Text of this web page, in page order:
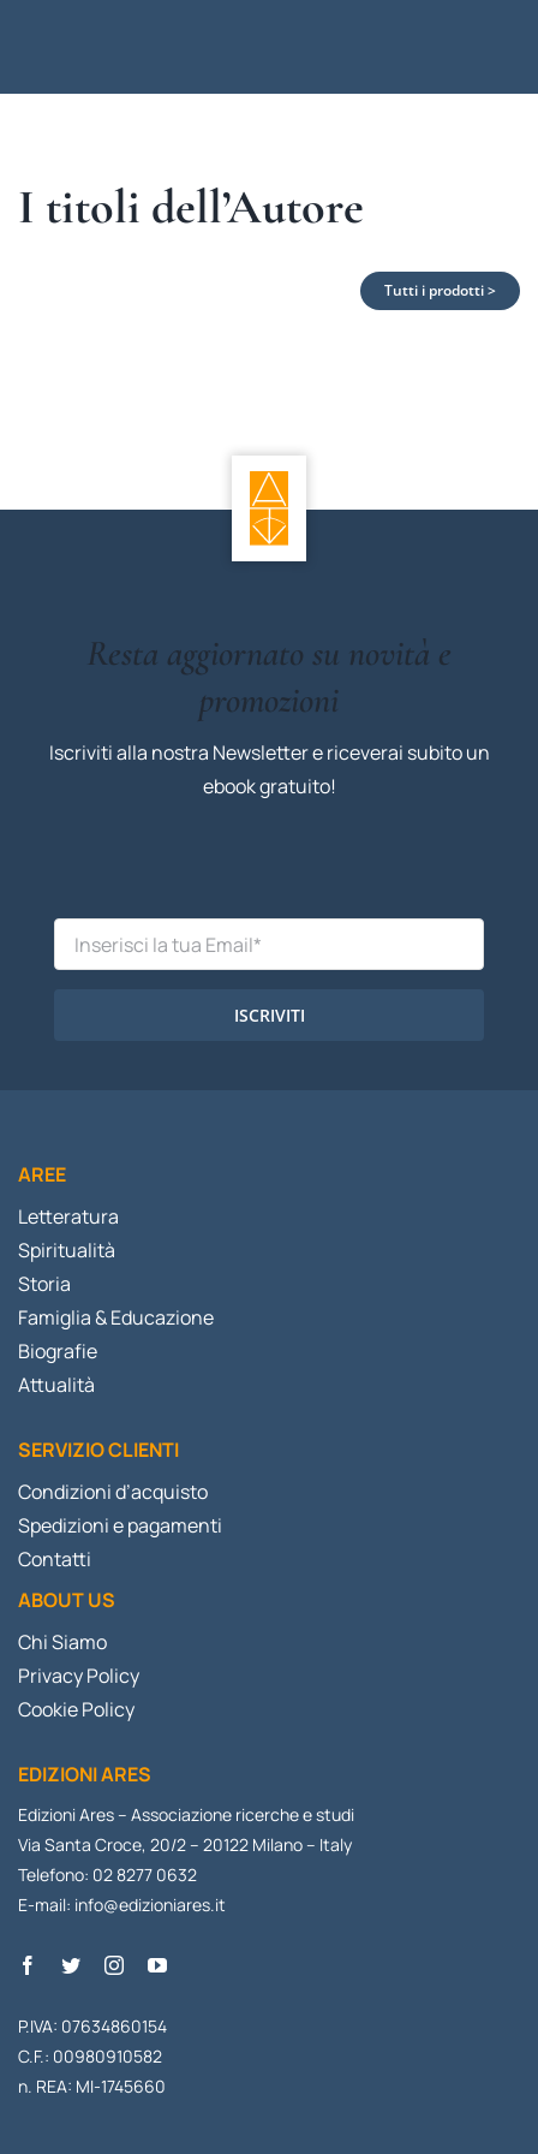
I titoli dell’Autore
Tutti i prodotti >
Resta aggiornato su novità e
promozioni
Iscriviti alla nostra Newsletter e riceverai subito un
ebook gratuito!
ISCRIVITI
AREE
Letteratura
Spiritualità
Storia
Famiglia & Educazione
Biografie
Attualità
SERVIZIO CLIENTI
Condizioni d’acquisto
Spedizioni e pagamenti
Contatti
ABOUT US
Chi Siamo
Privacy Policy
Cookie Policy
EDIZIONI ARES
Edizioni Ares – Associazione ricerche e studi
Via Santa Croce, 20/2 – 20122 Milano – Italy
Telefono: 02 8277 0632
E-mail: info@edizioniares.it
P.IVA: 07634860154
C.F.: 00980910582
n. REA: MI-1745660